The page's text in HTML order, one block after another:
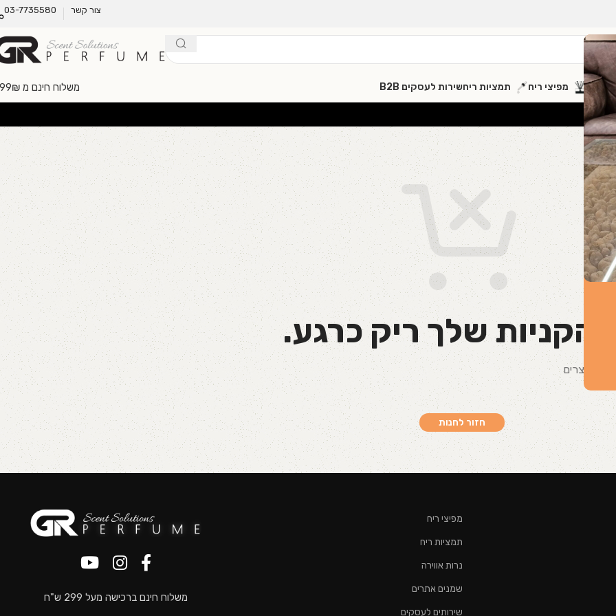
צור קשר 03-7735580
מפיצי ריח תמציות ריחשירות לעסקים B2B משלוח חינם מ 299₪
הקניות שלך ריק כרגע.
מוצרים
חזור לחנות
מפיצי ריח
תמציות ריח
נרות אווירה
שמנים אתרים
שירותים לעסקים
משלוח חינם ברכישה מעל 299 ש"ח